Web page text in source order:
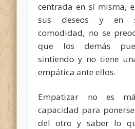
centrada en sí misma,
sus deseos y en
comodidad, no se
que los demás
sintiendo y no tiene
empática ante ellos.
Empatizar no es
capacidad para
del otro y saber lo